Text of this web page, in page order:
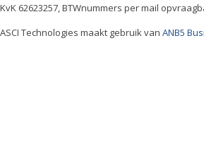
KvK 62623257, BTWnummers per mail
ASCI Technologies maakt gebruik van ANB5